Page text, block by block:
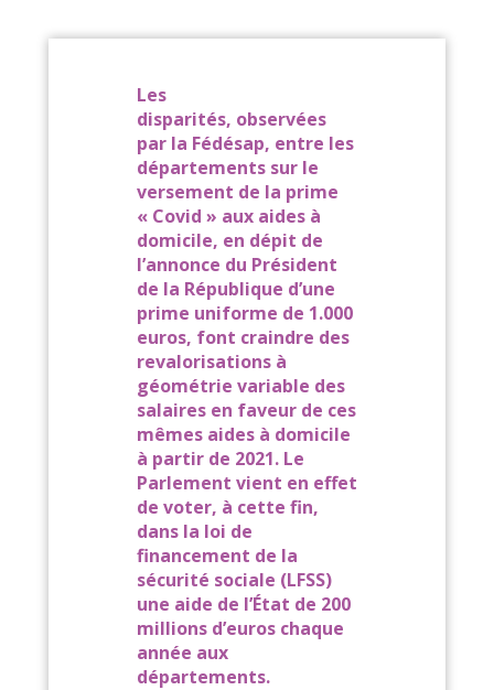
promesse
Les
disparités, observées
par la Fédésap, entre les
départements sur le
versement de la prime
« Covid » aux aides à
domicile, en dépit de
l’annonce du Président
de la République d’une
prime uniforme de 1.000
euros, font craindre des
revalorisations à
géométrie variable des
salaires en faveur de ces
mêmes aides à domicile
à partir de 2021. Le
Parlement vient en effet
de voter, à cette fin,
dans la loi de
financement de la
sécurité sociale (LFSS)
une aide de l’État de 200
millions d’euros chaque
année aux
départements.